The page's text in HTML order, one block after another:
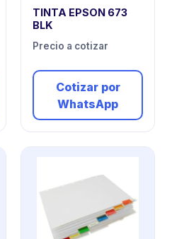
TINTA EPSON 673
BLK
Precio a cotizar
Cotizar por
WhatsApp